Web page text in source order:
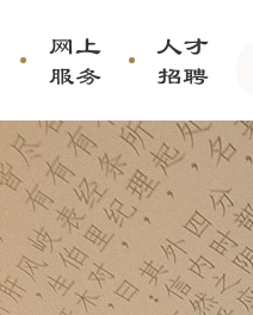
网上
服务
人才
招聘